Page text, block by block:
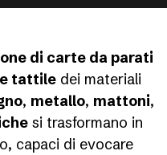
di carte da parati
tattile dei materiali
, metallo, mattoni,
si trasformano in
capaci di evocare